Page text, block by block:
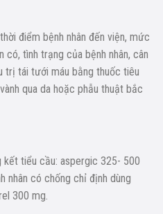
điểm bệnh nhân đến viện, mức
tình trạng của bệnh nhân, cân
trị tái tưới máu bằng thuốc tiêu
qua da hoặc phẫu thuật bắc
tiểu cầu: aspergic 325- 500
nhân có chống chỉ định dùng
300 mg.